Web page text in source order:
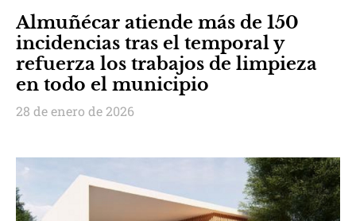
Almuñécar atiende más de 150
incidencias tras el temporal y
refuerza los trabajos de limpieza
en todo el municipio
28 de enero de 2026